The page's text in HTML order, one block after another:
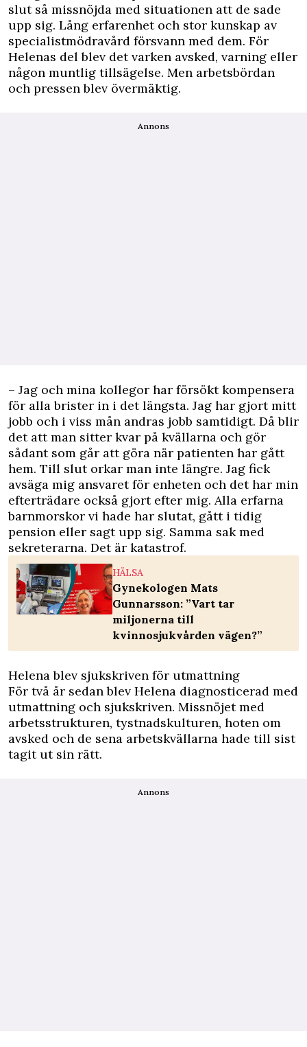
slut så missnöjda med situationen att de sade
upp sig. Lång erfarenhet och stor kunskap av
specialistmödravård försvann med dem. För
Helenas del blev det varken avsked, varning eller
någon muntlig tillsägelse. Men arbetsbördan
och pressen blev övermäktig.
Annons
– Jag och mina kollegor har försökt kompensera
för alla brister in i det längsta. Jag har gjort mitt
jobb och i viss mån andras jobb samtidigt. Då blir
det att man sitter kvar på kvällarna och gör
sådant som går att göra när patienten har gått
hem. Till slut orkar man inte längre. Jag fick
avsäga mig ansvaret för enheten och det har min
efterträdare också gjort efter mig. Alla erfarna
barnmorskor vi hade har slutat, gått i tidig
pension eller sagt upp sig. Samma sak med
sekreterarna. Det är katastrof.
HÄLSA
Gynekologen Mats
Gunnarsson: ”Vart tar
miljonerna till
kvinnosjukvården vägen?”
Helena blev sjukskriven för utmattning
För två år sedan blev Helena diagnosticerad med
utmattning och sjukskriven. Missnöjet med
arbetsstrukturen, tystnadskulturen, hoten om
avsked och de sena arbetskvällarna hade till sist
tagit ut sin rätt.
Annons